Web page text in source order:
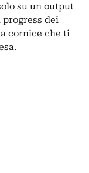
su un output
progress dei
cornice che ti